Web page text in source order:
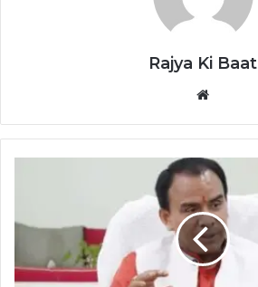
Rajya Ki Baat